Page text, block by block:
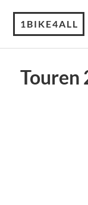
1BIKE4ALL
Touren